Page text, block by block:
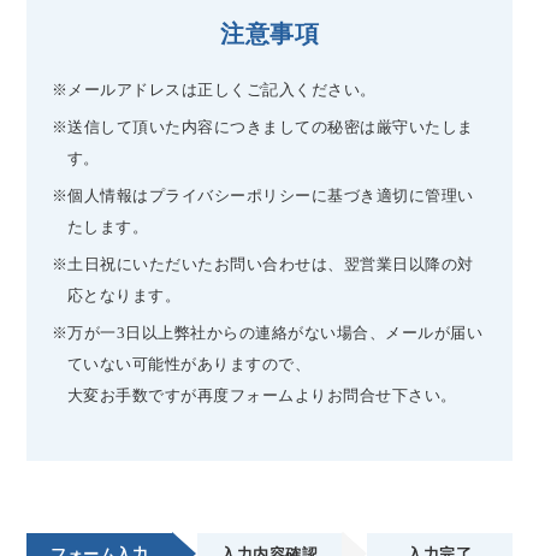
注意事項
※メールアドレスは正しくご記入ください。
※送信して頂いた内容につきましての秘密は厳守いたしま
す。
※個人情報はプライバシーポリシーに基づき適切に管理い
たします。
※土日祝にいただいたお問い合わせは、翌営業日以降の対
応となります。
※万が一3日以上弊社からの連絡がない場合、メールが届い
ていない可能性がありますので、
大変お手数ですが再度フォームよりお問合せ下さい。